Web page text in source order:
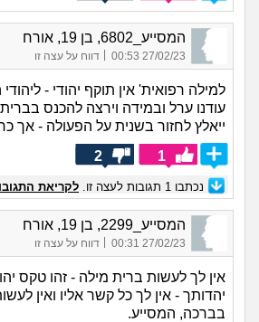
המסייע_6802, בן 19, אורח
27/02/23 00:53
| דווח על עצה זו
למילה רפואית' אין תוקף יהודי - ליהודי
עודנו ערל ובמידה וירצה להכנס
ייאלץ לחזור בשנית על הפעולה - אך
1
2
נכתבו 1 תגובות לעצה זו. לקריאת
המסייע_2299, בן 19, אורח
27/02/23 00:31
| דווח על עצה זו
אין לך לעשות ברית מילה - זהו טקס
יהדותך - אין לך כל קשר אליו ואין
בברכה, המסייע.